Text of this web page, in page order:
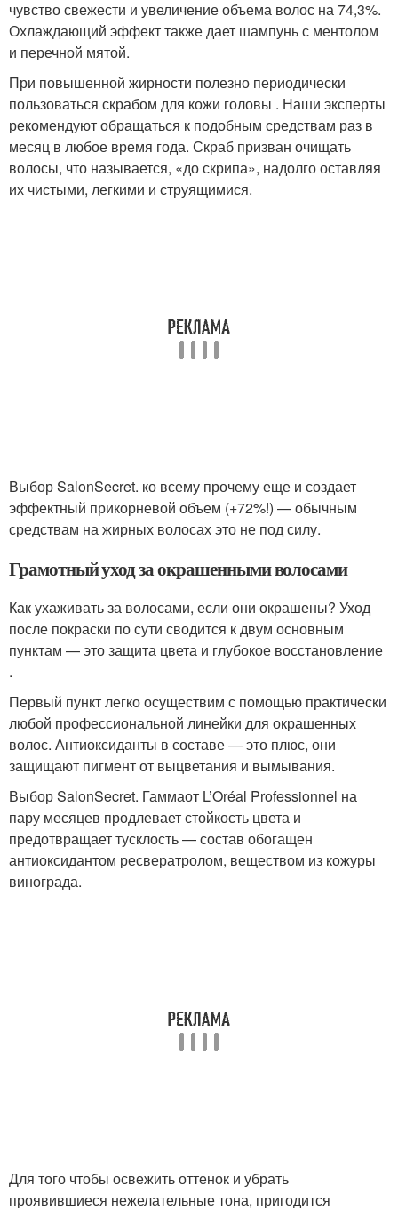
чувство свежести и увеличение объема волос на 74,3%.
Охлаждающий эффект также дает шампунь с ментолом
и перечной мятой.
При повышенной жирности полезно периодически
пользоваться скрабом для кожи головы . Наши эксперты
рекомендуют обращаться к подобным средствам раз в
месяц в любое время года. Скраб призван очищать
волосы, что называется, «до скрипа», надолго оставляя
их чистыми, легкими и струящимися.
Выбор SalonSecret. ко всему прочему еще и создает
эффектный прикорневой объем (+72%!) — обычным
средствам на жирных волосах это не под силу.
Грамотный уход за окрашенными волосами
Как ухаживать за волосами, если они окрашены? Уход
после покраски по сути сводится к двум основным
пунктам — это защита цвета и глубокое восстановление
.
Первый пункт легко осуществим с помощью практически
любой профессиональной линейки для окрашенных
волос. Антиоксиданты в составе — это плюс, они
защищают пигмент от выцветания и вымывания.
Выбор SalonSecret. Гаммаот L’Oréal Professionnel на
пару месяцев продлевает стойкость цвета и
предотвращает тусклость — состав обогащен
антиоксидантом ресвератролом, веществом из кожуры
винограда.
Для того чтобы освежить оттенок и убрать
проявившиеся нежелательные тона, пригодится